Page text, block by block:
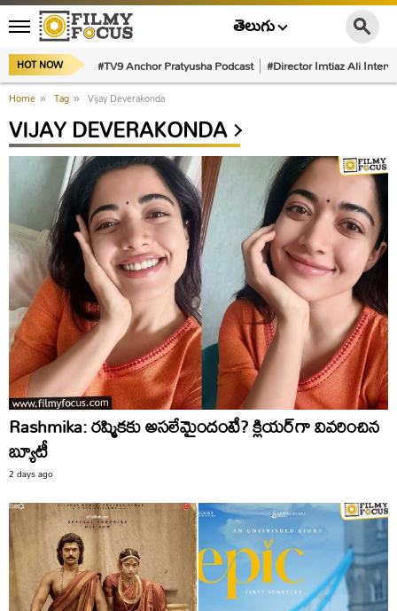
తెలుగు
HOT NOW #TV9 Anchor Pratyusha Podcast #Director Imtiaz Ali
Home » Tag » Vijay Deverakonda
VIJAY DEVERAKONDA
Rashmika: రష్మికకు అసలేమైందంటే? క్లియర్‌గా వివరించిన
బ్యూటీ
2 days ago